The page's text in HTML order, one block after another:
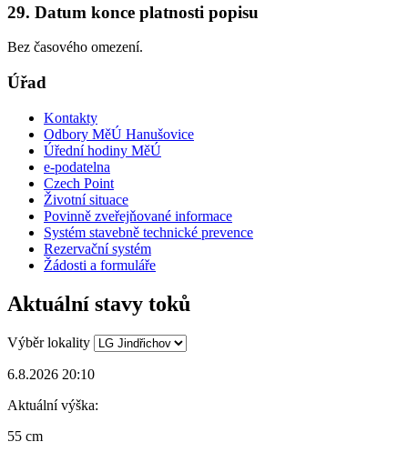
29. Datum konce platnosti popisu
Bez časového omezení.
Úřad
Kontakty
Odbory MěÚ Hanušovice
Úřední hodiny MěÚ
e-podatelna
Czech Point
Životní situace
Povinně zveřejňované informace
Systém stavebně technické prevence
Rezervační systém
Žádosti a formuláře
Aktuální stavy toků
Výběr lokality
6.8.2026 20:10
Aktuální výška:
55 cm